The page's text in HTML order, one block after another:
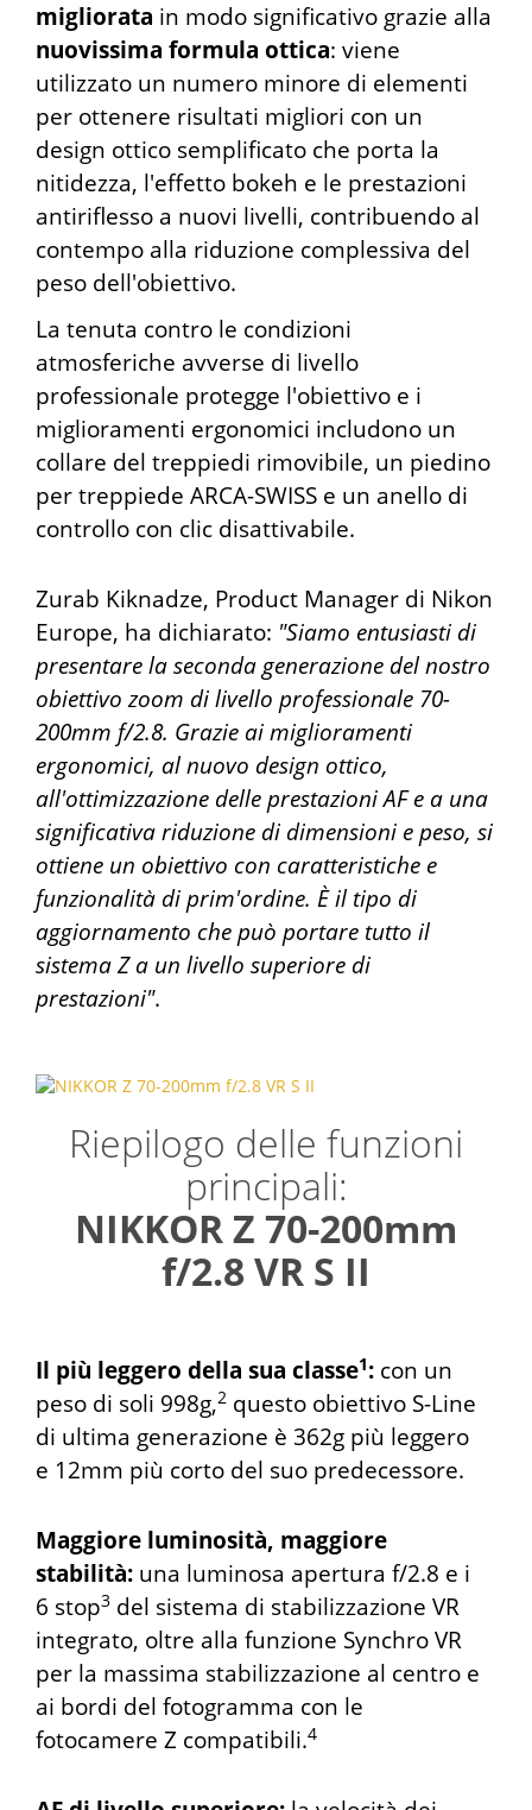
migliorata in modo significativo grazie alla
nuovissima formula ottica: viene
utilizzato un numero minore di elementi
per ottenere risultati migliori con un
design ottico semplificato che porta la
nitidezza, l'effetto bokeh e le prestazioni
antiriflesso a nuovi livelli, contribuendo al
contempo alla riduzione complessiva del
peso dell'obiettivo.
La tenuta contro le condizioni
atmosferiche avverse di livello
professionale protegge l'obiettivo e i
miglioramenti ergonomici includono un
collare del treppiedi rimovibile, un piedino
per treppiede ARCA-SWISS e un anello di
controllo con clic disattivabile.
Zurab Kiknadze, Product Manager di Nikon
Europe, ha dichiarato: "Siamo entusiasti di
presentare la seconda generazione del nostro
obiettivo zoom di livello professionale 70-
200mm f/2.8. Grazie ai miglioramenti
ergonomici, al nuovo design ottico,
all'ottimizzazione delle prestazioni AF e a una
significativa riduzione di dimensioni e peso, si
ottiene un obiettivo con caratteristiche e
funzionalità di prim'ordine. È il tipo di
aggiornamento che può portare tutto il
sistema Z a un livello superiore di
prestazioni".
Riepilogo delle funzioni
principali:
NIKKOR Z 70-200mm
f/2.8 VR S II
Il più leggero della sua classe1: con un
peso di soli 998g,2 questo obiettivo S-Line
di ultima generazione è 362g più leggero
e 12mm più corto del suo predecessore.
Maggiore luminosità, maggiore
stabilità: una luminosa apertura f/2.8 e i
6 stop3 del sistema di stabilizzazione VR
integrato, oltre alla funzione Synchro VR
per la massima stabilizzazione al centro e
ai bordi del fotogramma con le
fotocamere Z compatibili.4